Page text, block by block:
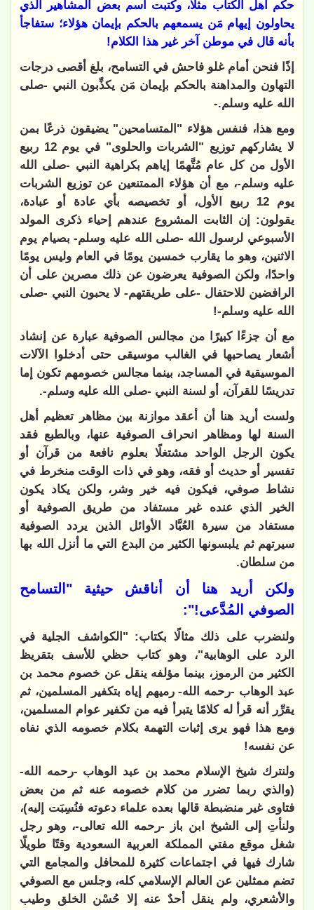
حكم أهل الكتاب مثلًا، وكتبت اسم بعض المشاهير الذي
يحاولون إيهام مَن يسمعهم بالحكم بإيمان هؤلاء؛ ستفاجأ
بأنه قال في موطن آخر غير هذا الكلام!
إذًا فنحن أمام غلو فاحش في التسامح، بلغ أقصى درجات
التهاون والمداهنة بالحكم بإيمان مَن يكذِّبون النبي -صلى
الله عليه وسلم-.
ومع هذا، فنفس هؤلاء "المتسامحين" يضيقون ذرعًا بمن
لا يشاركهم توزيع "الشربات والحلوى" في يوم 12 ربيع
الأول من كل عام مُتَّهمًا إياهم بكراهية النبي -صلى الله
عليه وسلم-، مع أن هؤلاء الممتنعين عن توزيع الشربات
يوم 12 ربيع الأول، أو تخصيصه بأي عادة أو عبادة،
يقولون: إن الثابت المشروع عندهم إحياء ذكرى المولد
الأسبوعي لرسول الله -صلى الله عليه وسلم- بصيام يوم
الاثنين، وهو ما يقارب خمسين يومًا في العام وليس يومًا
واحدًا، ولكن الصوفية يعرضون عن ذلك مصرين على أن
الرافضين للاحتفال -على طريقتهم- لا يحبون النبي -صلى
الله عليه وسلم-!
مع أن جزءًا كبيرًا من مجالس الصوفية عبارة عن إنشاد
أشعار يصاحبها في الغالب موسيقى حتى أدخلوا الآلات
الموسيقية في المساجد، بينما مجالس خصومهم تكون إما
تدريسًا للقرآن، أو لسنة النبي -صلى الله عليه وسلم-.
ولست أريد هنا أن أعقد موازنة بين مظاهر تعظيم أهل
السنة لها ومظاهر انحراف الصوفية عنها، وبالطبع فقد
يكون الرجل الواحد مشتغلًا بعلوم نافعة من قرآن أو
تفسير أو حديث أو فقه، وهو في ذات الوقت منخرط في
نشاط صوفي، فيكون فيه خير وشر، ولكن يكاد يكون
الخير الذي عنده غير مستفاد من طريق الصوفية أو
مستفاد من سيرة العُبَّاد الأوائل الذين يردد الصوفية
سيرتهم ثم يلبسونها الكثير من البدع التي ما أنزل الله بها
من سلطان.
ولكن أريد هنا أن أناقش حيثية "التسامح
الصوفي المُدَّعى!":
ولنضرب على ذلك مثالًا بكتاب: "الكواشف الجلية في
الرد على الوهابية"، وهو كتاب حظي للأسف بتقريظ
الكثير من الرموز، بينما مؤلفه ينقل عن خصوم محمد بن
عبد الوهاب -رحمه الله- رميهم إياه بتكفير المسلمين، ثم
يقرِّر أنه قرأ له كلامًا يتبرأ فيه من تكفير عوام المسلمين،
ومع هذا فهو يرى إثبات التهمة بكلام خصومه الذي نفاه
عن نفسه!
ولنترك شيخ الإسلام محمد بن عبد الوهاب -رحمه الله-
(والذي ربما تضرر من كلام خصومه عنه ثم من بعض
فتاوى غير منضبطة قالها بعده علماء دعوته فنُسِبَت إليه)،
ولنأتِ إلى الشيخ ابن باز -رحمه الله تعالى-، وهو رجل
شغل موقع مفتي المملكة العربية السعودية وقتًا طويلًا
شارك فيها في اجتماعات كثيرة للمحافل والمجامع التي
تضم ممثلين عن العالم الإسلامي كله، وجلس مع الصوفي
والأشعري، ولم ينقل أحدٌ عنه إلا حُسْن الخلق وطيب